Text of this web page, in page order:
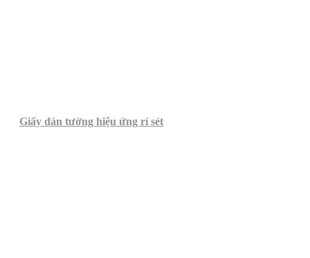
Giấy dán tường hiệu ứng rỉ sét